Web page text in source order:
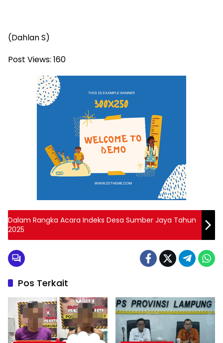
(Dahlan S)
Post Views: 160
Dalam Rangka Acara Indeks Desa Sumber Jaya Tahun
2025
Pos Terkait